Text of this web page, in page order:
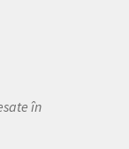
în